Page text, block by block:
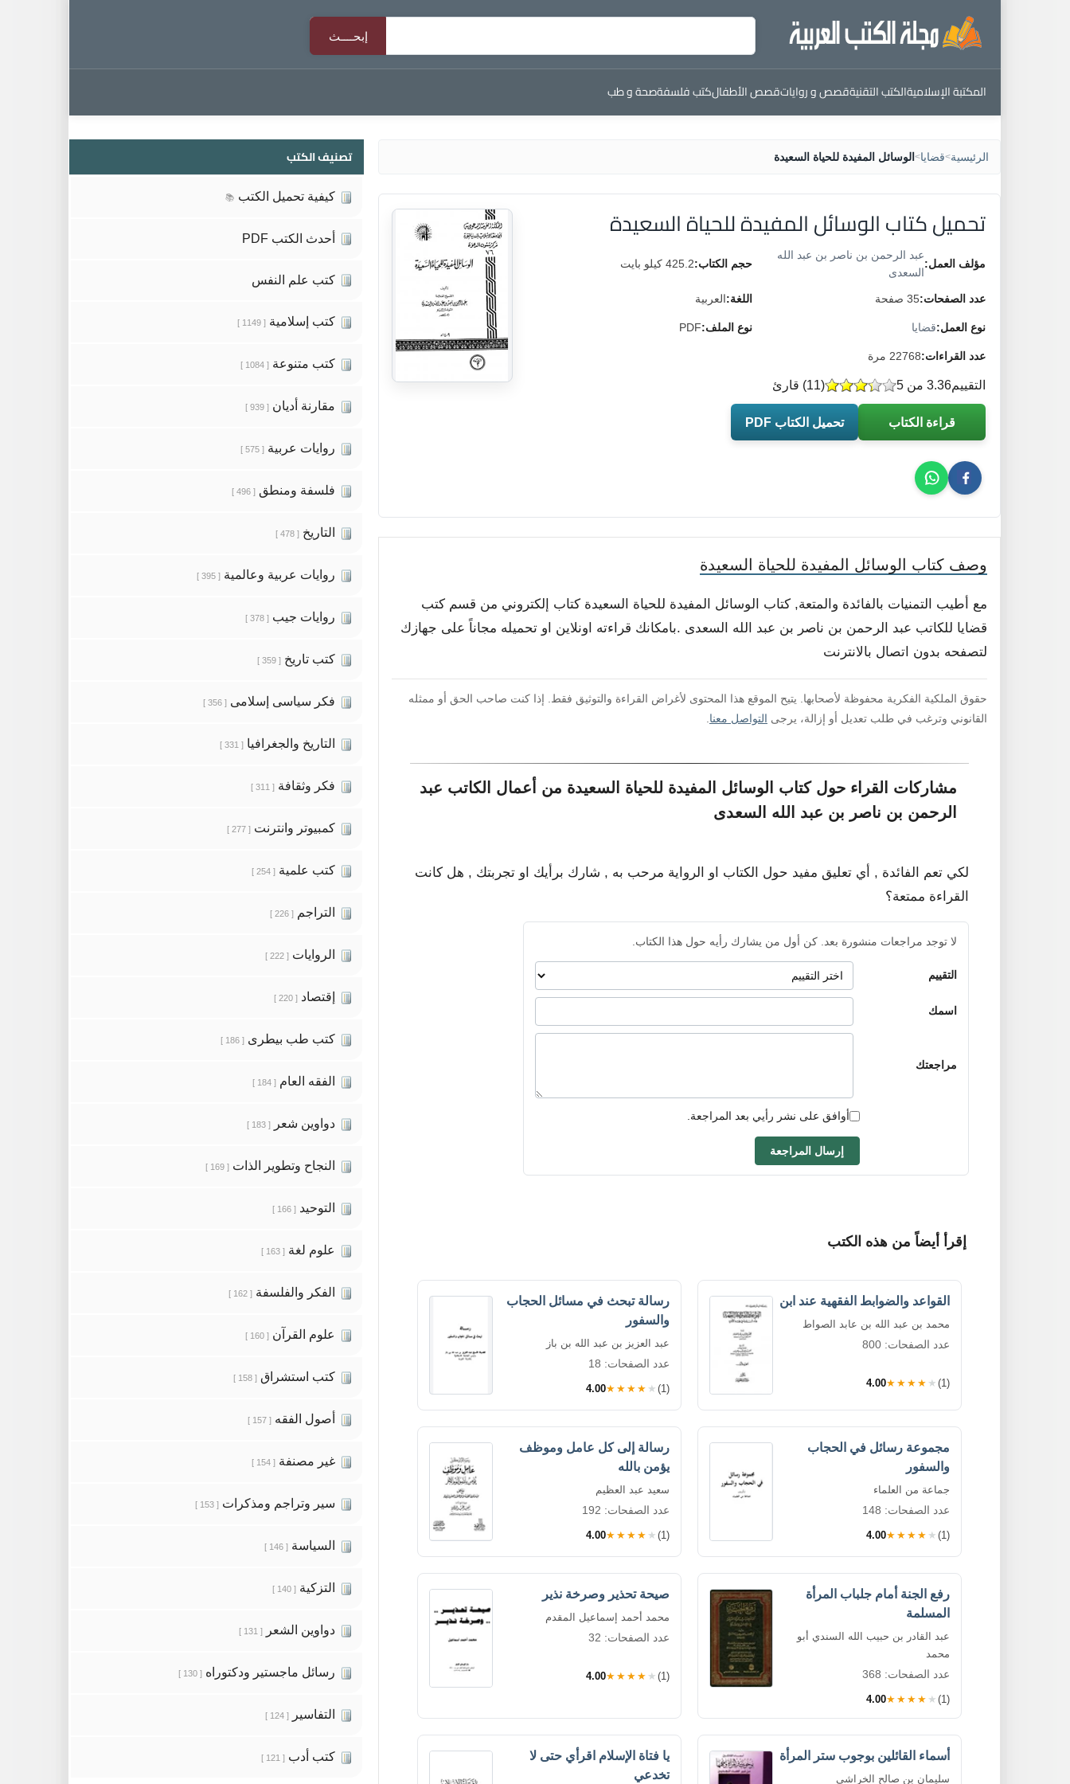
المكتبة الإسلاميةالكتب التقنيةقصص و رواياتقصص الأطفالكتب فلسفةصحة و طب
الرئيسية>قضايا> الوسائل المفيدة للحياة السعيدة
تحميل كتاب الوسائل المفيدة للحياة السعيدة
مؤلف العمل:
عبد الرحمن بن ناصر بن عبد الله
السعدى
حجم الكتاب:425.2 كيلو بايت
عدد الصفحات:35 صفحة اللغة:العربية
نوع العمل:قضايا نوع الملف:PDF
عدد القراءات:22768 مرة
التقييم (
11) قارئ 3.36 من 5
قراءة الكتاب تحميل الكتاب PDF
وصف كتاب الوسائل المفيدة للحياة السعيدة
مع أطيب التمنيات بالفائدة والمتعة, كتاب الوسائل المفيدة للحياة السعيدة كتاب إلكتروني من قسم كتب
قضايا للكاتب عبد الرحمن بن ناصر بن عبد الله السعدى .بامكانك قراءته اونلاين او تحميله مجاناً على جهازك
لتصفحه بدون اتصال بالانترنت
حقوق الملكية الفكرية محفوظة لأصحابها. يتيح الموقع هذا المحتوى لأغراض القراءة والتوثيق فقط. إذا كنت صاحب الحق أو ممثله
القانوني وترغب في طلب تعديل أو إزالة، يرجى التواصل معنا
مشاركات القراء حول كتاب الوسائل المفيدة للحياة السعيدة من أعمال الكاتب عبد
الرحمن بن ناصر بن عبد الله السعدى
لكي تعم الفائدة , أي تعليق مفيد حول الكتاب او الرواية مرحب به , شارك برأيك او تجربتك , هل كانت
القراءة ممتعة؟
لا توجد مراجعات منشورة بعد. كن أول من يشارك رأيه حول هذا الكتاب.
التقييم
اسمك
مراجعتك
أوافق على نشر رأيي بعد المراجعة.
إرسال المراجعة
إقرأ أيضاً من هذه الكتب
القواعد والضوابط الفقهية عند ابن
محمد بن عبد الله بن عابد الصواط
عدد الصفحات: 800
4.00★★★★★ (1)
رسالة تبحث في مسائل الحجاب
والسفور
عبد العزيز بن عبد الله بن باز
عدد الصفحات: 18
4.00★★★★★ (1)
مجموعة رسائل في الحجاب
والسفور
جماعة من العلماء
عدد الصفحات: 148
4.00★★★★★ (1)
رسالة إلى كل عامل وموظف
يؤمن بالله
سعيد عبد العظيم
عدد الصفحات: 192
4.00★★★★★ (1)
رفع الجنة أمام جلباب المرأة
المسلمة
عبد القادر بن حبيب الله السندي أبو
محمد
عدد الصفحات: 368
4.00★★★★★ (1)
صيحة تحذير وصرخة نذير
محمد أحمد إسماعيل المقدم
عدد الصفحات: 32
4.00★★★★★ (1)
أسماء القائلين بوجوب ستر المرأة
سليمان بن صالح الخراشي
يا فتاة الإسلام اقرأي حتى لا
تخدعي
تصنيف الكتب
كيفية تحميل الكتب 📚
أحدث الكتب PDF
كتب علم النفس
كتب إسلامية [ 1149 ]
كتب متنوعة [ 1084 ]
مقارنة أديان [ 939 ]
روايات عربية [ 575 ]
فلسفة ومنطق [ 496 ]
التاريخ [ 478 ]
روايات عربية وعالمية [ 395 ]
روايات جيب [ 378 ]
كتب تاريخ [ 359 ]
فكر سياسى إسلامى [ 356 ]
التاريخ والجغرافيا [ 331 ]
فكر وثقافة [ 311 ]
كمبيوتر وانترنت [ 277 ]
كتب علمية [ 254 ]
التراجم [ 226 ]
الروايات [ 222 ]
إقتصاد [ 220 ]
كتب طب بيطرى [ 186 ]
الفقه العام [ 184 ]
دواوين شعر [ 183 ]
النجاح وتطوير الذات [ 169 ]
التوحيد [ 166 ]
علوم لغة [ 163 ]
الفكر والفلسفة [ 162 ]
علوم القرآن [ 160 ]
كتب استشراق [ 158 ]
أصول الفقه [ 157 ]
غير مصنفة [ 154 ]
سير وتراجم ومذكرات [ 153 ]
السياسة [ 146 ]
التزكية [ 140 ]
دواوين الشعر [ 131 ]
رسائل ماجستير ودكتوراه [ 130 ]
التفاسير [ 124 ]
كتب أدب [ 121 ]